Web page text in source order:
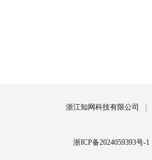
浙江知网科技有限公司
浙ICP备2024059393号-1